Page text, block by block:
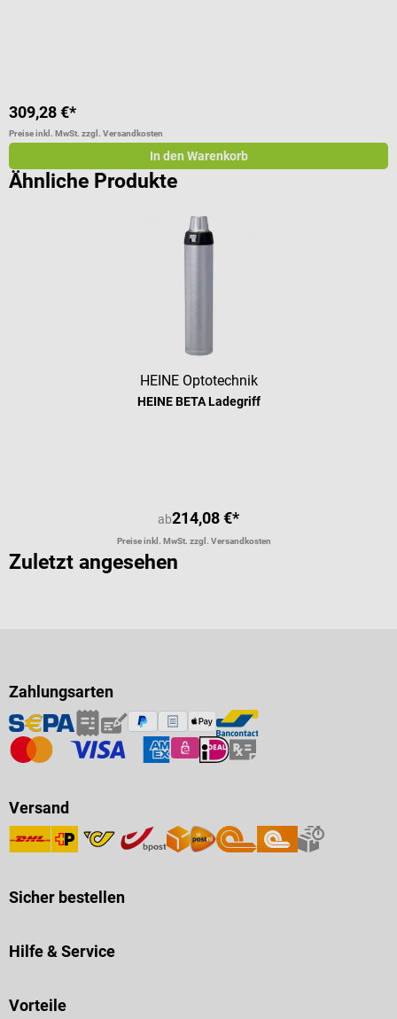
309,28 €*
Preise inkl. MwSt. zzgl. Versandkosten
In den Warenkorb
Ähnliche Produkte
HEINE Optotechnik
HEINE BETA Ladegriff
ab214,08 €*
Preise inkl. MwSt. zzgl. Versandkosten
Zuletzt angesehen
Zahlungsarten
Versand
Sicher bestellen
Hilfe & Service
Vorteile